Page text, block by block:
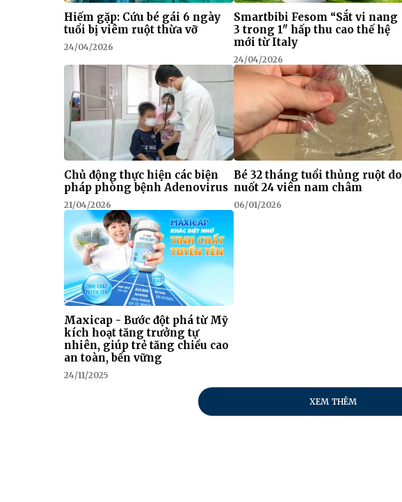
Hiếm gặp: Cứu bé gái 6 ngày
tuổi bị viêm ruột thừa vỡ
24/04/2026
Smartbibi Fesom “Sắt vi nang
3 trong 1" hấp thu cao thế hệ
mới từ Italy
24/04/2026
Chủ động thực hiện các biện
pháp phòng bệnh Adenovirus
21/04/2026
Bé 32 tháng tuổi thủng ruột do
nuốt 24 viên nam châm
06/01/2026
Maxicap - Bước đột phá từ Mỹ
kích hoạt tăng trưởng tự
nhiên, giúp trẻ tăng chiều cao
an toàn, bền vững
24/11/2025
XEM THÊM